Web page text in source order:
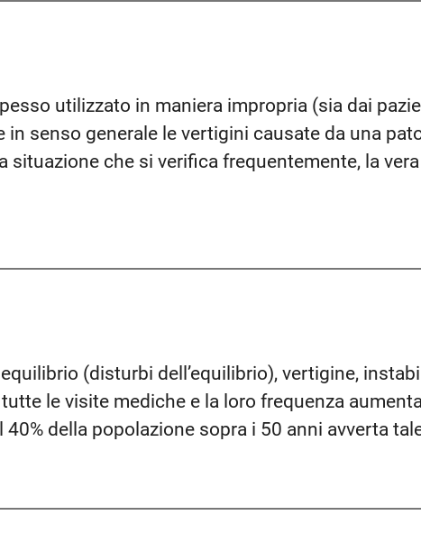
utilizzato in maniera impropria (sia dai
senso generale le vertigini causate da una
situazione che si verifica frequentemente, la
(disturbi dell’equilibrio), vertigine,
le visite mediche e la loro frequenza
40% della popolazione sopra i 50 anni avverta